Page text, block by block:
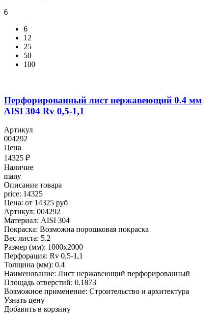
6
6
12
25
50
100
Перфорированный лист нержавеющий 0.4 мм
AISI 304 Rv 0,5-1,1
Артикул
004292
Цена
14325 ₽
Наличие
many
Описание товара
price: 14325
Цена: от 14325 руб
Артикул: 004292
Материал: AISI 304
Покраска: Возможна порошковая покраска
Вес листа: 5.2
Размер (мм): 1000x2000
Перфорация: Rv 0,5-1,1
Толщина (мм): 0.4
Наименование: Лист нержавеющий перфорированный
Площадь отверстий: 0.1873
Возможное применение: Строительство и архитектура
Узнать цену
Добавить в корзину